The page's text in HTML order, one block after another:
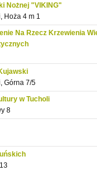
Nożnej "VIKING"
Hoża 4 m 1
Na Rzecz Krzewienia
Górna 7/5
w Tucholi
8